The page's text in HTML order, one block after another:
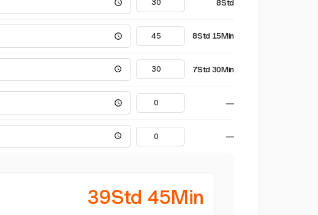
8Std
8Std 15Min
7Std 30Min
—
—
39Std 45Min